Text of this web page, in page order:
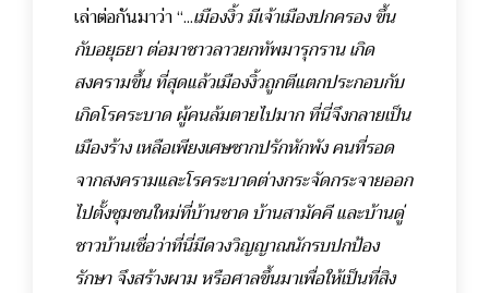
เล่าต่อกันมาว่า “...เมืองงิ้ว มีเจ้าเมืองปกครอง ขึ้น
กับอยุธยา ต่อมาชาวลาวยกทัพมารุกราน เกิด
สงครามขึ้น ที่สุดแล้วเมืองงิ้วถูกตีแตกประกอบกับ
เกิดโรคระบาด ผู้คนล้มตายไปมาก ที่นี่จึงกลายเป็น
เมืองร้าง เหลือเพียงเศษซากปรักหักพัง คนที่รอด
จากสงครามและโรคระบาดต่างกระจัดกระจายออก
ไปตั้งชุมชนใหม่ที่บ้านชาด บ้านสามัคคี และบ้านดู่
ชาวบ้านเชื่อว่าที่นี่มีดวงวิญญาณนักรบปกป้อง
รักษา จึงสร้างผาม หรือศาลขึ้นมาเพื่อให้เป็นที่สิง